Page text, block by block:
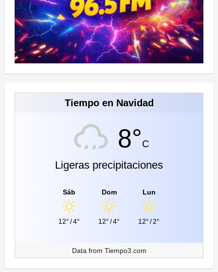
Tiempo en Navidad
8°C
Ligeras precipitaciones
Sáb
12°/4°
Dom
12°/4°
Lun
12°/2°
Data from Tiempo3.com